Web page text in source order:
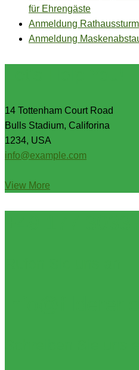
für Ehrengäste
Anmeldung Rathaussturm
Anmeldung
14 Tottenham Court Road
Bulls Stadium, Califorina
1234, USA
info@example.com
View More